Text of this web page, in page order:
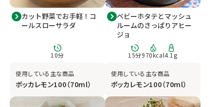
カット野菜でお手軽！コ
ールスローサラダ
10分
使用している主な商品
ポッカレモン100（70ml）
ベビーホタテとマッシュ
ルームのさっぱりアヒー
ジョ
15分970kcal4.1 g
使用している主な商品
ポッカレモン100（70ml）